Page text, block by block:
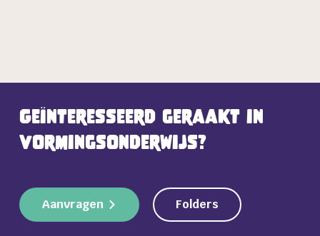
Geïnteresseerd geraakt in
vormingsonderwijs?
Aanvragen Folders